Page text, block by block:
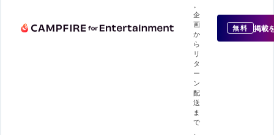
企
画
か
ら
リ
タ
ー
ン
配
送
ま
で
無料 掲載